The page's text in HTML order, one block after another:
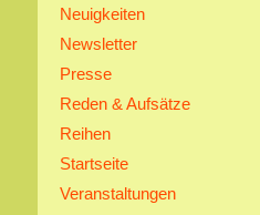
Neuigkeiten
Newsletter
Presse
Reden & Aufsätze
Reihen
Startseite
Veranstaltungen